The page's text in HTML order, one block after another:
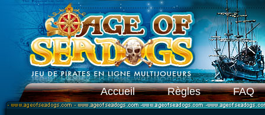
Accueil Règles FAQ